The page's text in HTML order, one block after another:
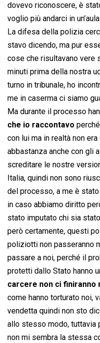
dovevo riconoscere, è
voglio più andarci in
La difesa della polizia
stavo dicendo, ma pur
cose che risultavano vere
minuti prima della nostra
turno in tribunale, ho
me in caserma ci siamo
Ma durante il processo
che io raccontavo
con lui ma in realtà non
abbastanza anche con gli
screditare le nostre
Italia, quindi non sono
del processo, a me è
in caso abbiamo diritto
stato imputato chi sia
però certamente, questi
poliziotti non passeranno
passare a noi, perché il
protetti dallo Stato hanno
carcere non ci finiranno
come hanno torturato noi,
vendetta quindi non sto
allo stesso modo, tuttavia
non mi sembra la stessa